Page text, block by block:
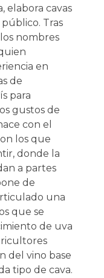
elabora cavas
Tras
nombres
en
de
para
gustos de
con el
los que
donde la
a partes
de
una
que se
de uva
del vino base
tipo de cava.